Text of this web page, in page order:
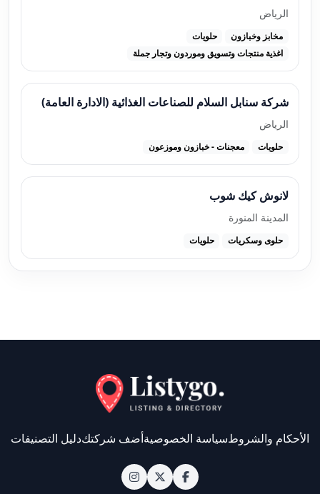
الرياض
مخابز وخبازون
حلويات
اغذية منتجات وتسويق وموردون وتجار جملة
شركة سنابل السلام للصناعات الغذائية (الادارة العامة)
الرياض
حلويات معجنات - خبازون وموزعون
لانوش كيك شوب
المدينة المنورة
حلوى وسكريات حلويات
الأحكام والشروطسياسة الخصوصيةأضف شركتكدليل التصنيفات